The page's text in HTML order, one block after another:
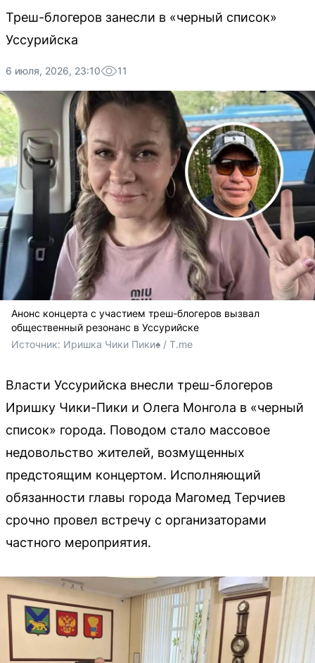
Треш-блогеров занесли в «черный список»
Уссурийска
6 июля, 2026, 23:10 11
Анонс концерта с участием треш-блогеров вызвал
общественный резонанс в Уссурийске
Источник: Иришка Чики Пики♠️ / T.me
Власти Уссурийска внесли треш-блогеров
Иришку Чики-Пики и Олега Монгола в «черный
список» города. Поводом стало массовое
недовольство жителей, возмущенных
предстоящим концертом. Исполняющий
обязанности главы города Магомед Терчиев
срочно провел встречу с организаторами
частного мероприятия.